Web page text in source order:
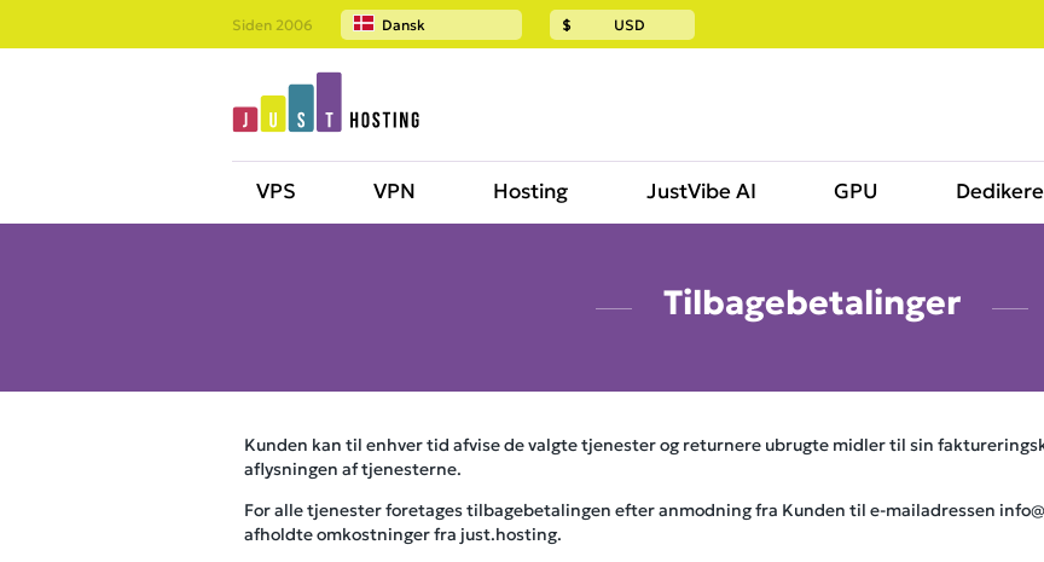
Siden 2006 Dansk $ USD
VPS VPN Hosting JustVibe AI GPU
Tilbagebetalinger
Kunden kan til enhver tid afvise de valgte tjenester og returnere ubrugte midler til sin
aflysningen af ​​tjenesterne.
For alle tjenester foretages tilbagebetalingen efter anmodning fra Kunden til e-mailadressen
afholdte omkostninger fra just.hosting.